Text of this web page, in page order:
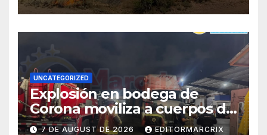
UNCATEGORIZED
Explosión en bodega de
Corona moviliza a cuerpos de
emergencia en Cancún
7 DE AUGUST DE 2026 EDITORMARCRIX